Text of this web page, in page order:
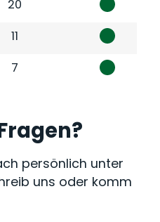
20
11
7
persönlich unter
uns oder komm